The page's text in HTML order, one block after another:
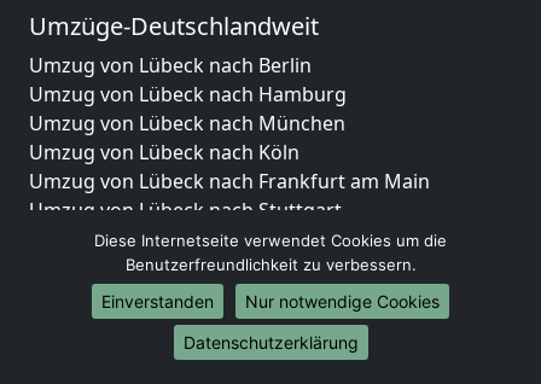
Umzüge-Deutschlandweit
Umzug von Lübeck nach Berlin
Umzug von Lübeck nach Hamburg
Umzug von Lübeck nach München
Umzug von Lübeck nach Köln
Umzug von Lübeck nach Frankfurt am Main
Umzug von Lübeck nach Stuttgart
Umzug von Lübeck nach Düsseldorf
Umzug von Lübeck nach Leipzig
Umzug von Lübeck nach Dortmund
Umzug von Lübeck nach Essen
Umzug von Lübeck nach Bremen
Diese Internetseite verwendet Cookies um die
Benutzerfreundlichkeit zu verbessern.
Einverstanden
Nur notwendige Cookies
Datenschutzerklärung